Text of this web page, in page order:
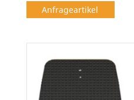
Anfrageartikel